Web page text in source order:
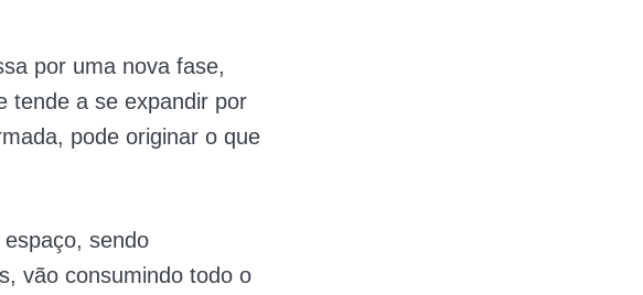
por uma nova fase,
tende a se expandir por
pode originar o que
sendo
vão consumindo todo o